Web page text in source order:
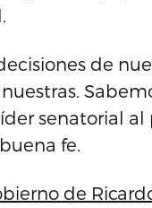
de
senatorial
fe.
de